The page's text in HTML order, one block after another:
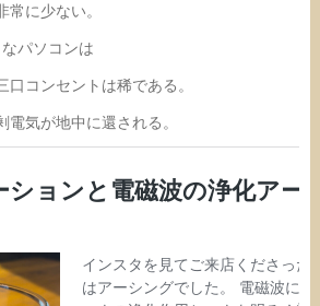
常に少ない。
パソコンは
口コンセントは稀である。
電気が地中に還される。